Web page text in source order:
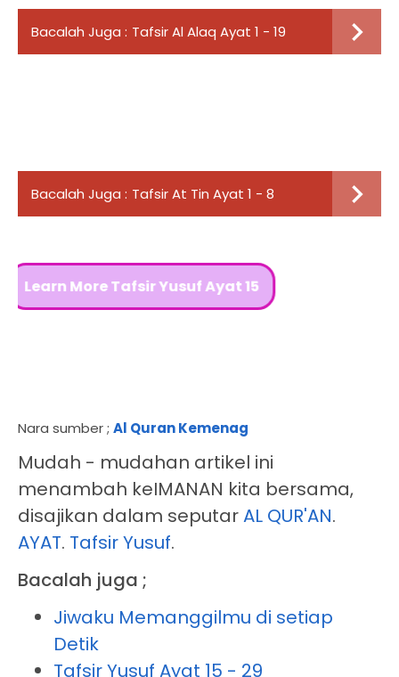
Bacalah Juga : Tafsir Al Alaq Ayat 1 - 19
Bacalah Juga : Tafsir At Tin Ayat 1 - 8
More Tafsir Yusuf Ayat 15
Nara sumber ; Al Quran Kemenag
Mudah - mudahan artikel ini
menambah keIMANAN kita bersama,
disajikan dalam seputarAL QUR'AN.
AYAT. Tafsir Yusuf.
Bacalah juga ;
Jiwaku Memanggilmu di setiap
Detik
Tafsir Yusuf Ayat 15 - 29